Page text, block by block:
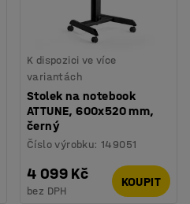
K dispozici ve více
variantách
Stolek na notebook
ATTUNE, 600x520 mm,
černý
Číslo výrobku:149051
4 099 Kč
bez DPH
KOUPIT